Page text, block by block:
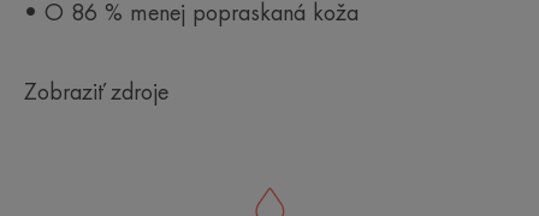
• O 86 % menej popraskaná koža
Zobraziť zdroje